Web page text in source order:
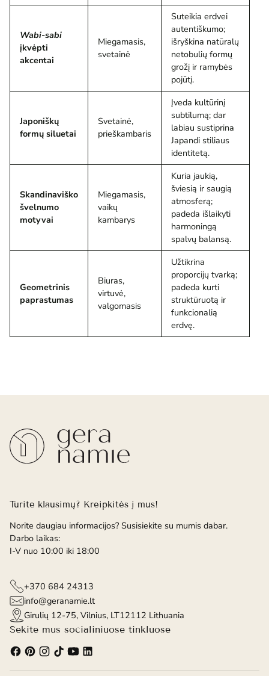
Wabi-sabi
įkvėpti
akcentai
Miegamasis,
svetainė
Suteikia erdvei
autentiškumo;
išryškina natūralų
netobulių formų
grožį ir ramybės
pojūtį.
Japoniškų
formų siluetai
Svetainė,
prieškambaris
Įveda kultūrinį
subtilumą; dar
labiau sustiprina
Japandi stiliaus
identitetą.
Skandinaviško
švelnumo
motyvai
Miegamasis,
vaikų
kambarys
Kuria jaukią,
šviesią ir saugią
atmosferą;
padeda išlaikyti
harmoningą
spalvų balansą.
Geometrinis
paprastumas
Biuras,
virtuvė,
valgomasis
Užtikrina
proporcijų tvarką;
padeda kurti
struktūruotą ir
funkcionalią
erdvę.
Turite klausimų? Kreipkitės į mus!
Norite daugiau informacijos? Susisiekite su mumis dabar.
Darbo laikas:
I-V nuo 10:00 iki 18:00
+370 684 24313
info@geranamie.lt
Girulių 12-75, Vilnius, LT12112 Lithuania
Sekite mus socialiniuose tinkluose